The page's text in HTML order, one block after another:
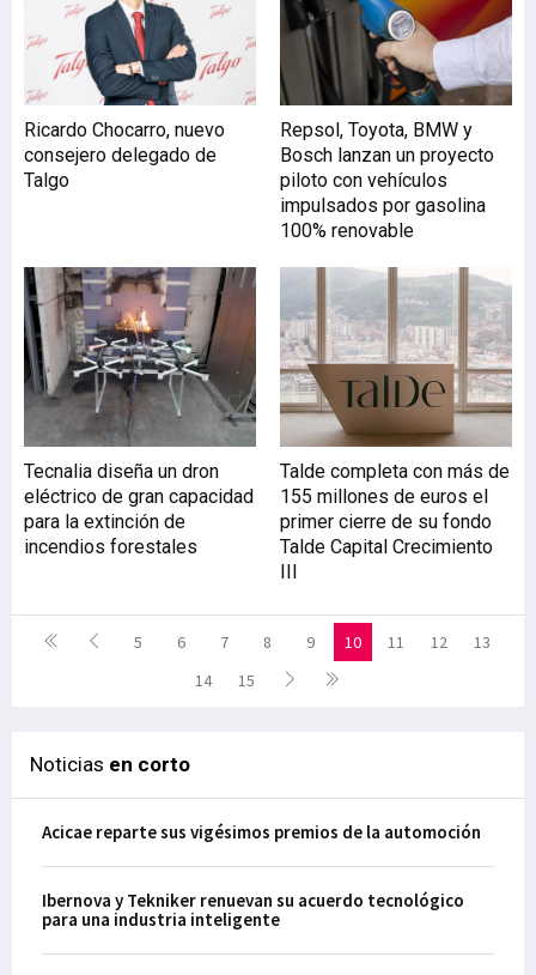
Ricardo Chocarro, nuevo
consejero delegado de
Talgo
Repsol, Toyota, BMW y
Bosch lanzan un proyecto
piloto con vehículos
impulsados por gasolina
100% renovable
Tecnalia diseña un dron
eléctrico de gran capacidad
para la extinción de
incendios forestales
Talde completa con más de
155 millones de euros el
primer cierre de su fondo
Talde Capital Crecimiento
III
5 6 7 8 9 10 11 12
13
14
15
Noticias en corto
Acicae reparte sus vigésimos premios de la automoción
Ibernova y Tekniker renuevan su acuerdo tecnológico
para una industria inteligente